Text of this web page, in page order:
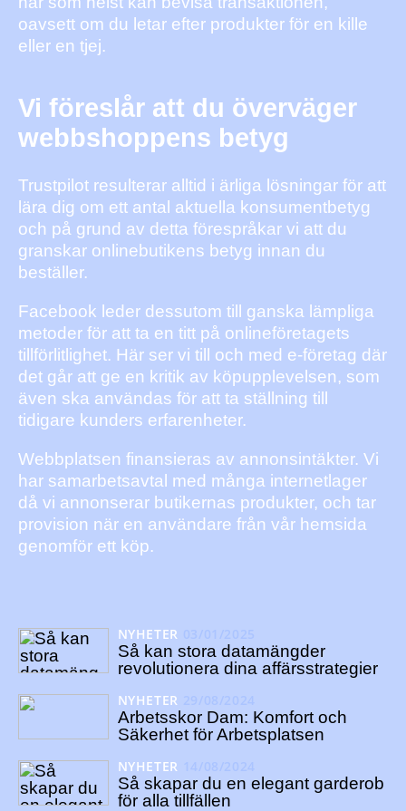
oavsett om du letar efter produkter för en kille
eller en tjej.
Vi föreslår att du överväger
webbshoppens betyg
Trustpilot resulterar alltid i ärliga lösningar för att
lära dig om ett antal aktuella konsumentbetyg
och på grund av detta förespråkar vi att du
granskar onlinebutikens betyg innan du
beställer.
Facebook leder dessutom till ganska lämpliga
metoder för att ta en titt på onlineföretagets
tillförlitlighet. Här ser vi till och med e-företag där
det går att ge en kritik av köpupplevelsen, som
även ska användas för att ta ställning till
tidigare kunders erfarenheter.
Webbplatsen finansieras av annonsintäkter. Vi
har samarbetsavtal med många internetlager
då vi annonserar butikernas produkter, och tar
provision när en användare från vår hemsida
genomför ett köp.
NYHETER
Så kan stora datamängder
revolutionera dina affärsstrategier
NYHETER
Arbetsskor Dam: Komfort och
Säkerhet för Arbetsplatsen
NYHETER
Så skapar du en elegant garderob
för alla tillfällen